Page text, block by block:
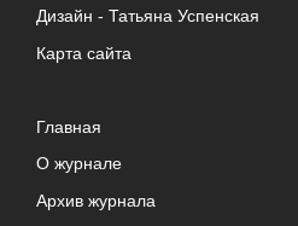
Дизайн - Татьяна Успенская
Карта сайта
Главная
О журнале
Архив журнала